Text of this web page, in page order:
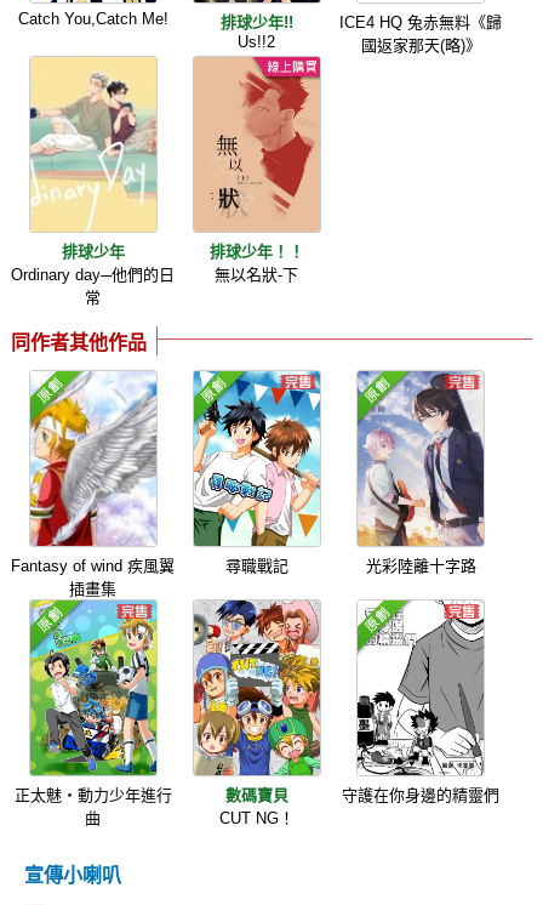
Catch You,Catch Me!
排球少年!!
Us!!2
ICE4 HQ 兔赤無料《歸
國返家那天(略)》
排球少年
Ordinary day─他們的日
常
排球少年！！
無以名狀-下
同作者其他作品
Fantasy of wind 疾風翼
插畫集
尋職戰記 光彩陸離十字路
正太魅‧動力少年進行
曲
數碼寶貝
CUT NG！
守護在你身邊的精靈們
宣傳小喇叭